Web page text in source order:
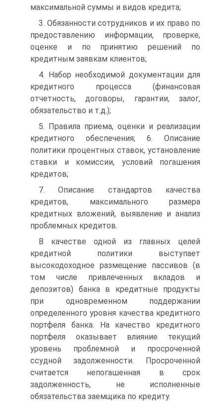
максимальной суммы и видов кредита;
3. Обязанности сотрудников и их право по
предоставлению информации, проверке,
оценке и по принятию решений по
кредитным заявкам клиентов;
4. Набор необходимой документации для
кредитного процесса (финансовая
отчетность, договоры, гарантии, залог,
обязательство и т.д.);
5. Правила приема, оценки и реализации
кредитного обеспечения; 6. Описание
политики процентных ставок, установление
ставки и комиссии, условий погашения
кредитов;
7. Описание стандартов качества
кредитов, максимального размера
кредитных вложений, выявление и анализ
проблемных кредитов.
В качестве одной из главных целей
кредитной политики выступает
высокодоходное размещение пассивов (в
том числе привлеченных вкладов и
депозитов) банка в кредитные продукты
при одновременном поддержании
определенного уровня качества кредитного
портфеля банка. На качество кредитного
портфеля оказывает влияние текущий
уровень проблемной и просроченной
ссудной задолженности. Просроченной
считается непогашенная в срок
задолженность, не исполненные
обязательства заемщика по кредиту.